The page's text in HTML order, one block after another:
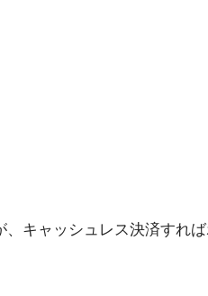
キャッシュレス決済すれ